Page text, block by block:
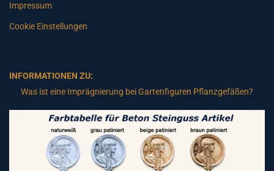
Impressum
Cookie Einstellungen
INFORMATIONEN ZU:
Was ist eine Imprägnierung bei Gartenfiguren Pflanzgefäßen?